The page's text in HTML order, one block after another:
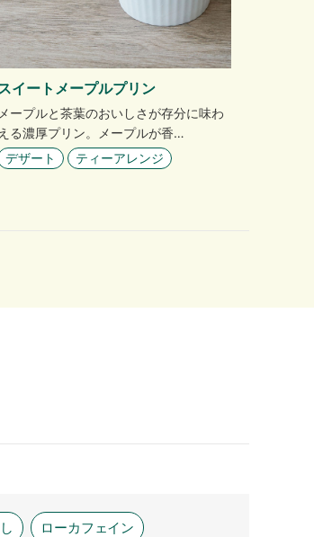
イートメープルプリン
メープルと茶葉のおいしさが存分に味わ
える濃厚プリン。メープルが香…
デザート
ティーアレンジ
ローカフェイン